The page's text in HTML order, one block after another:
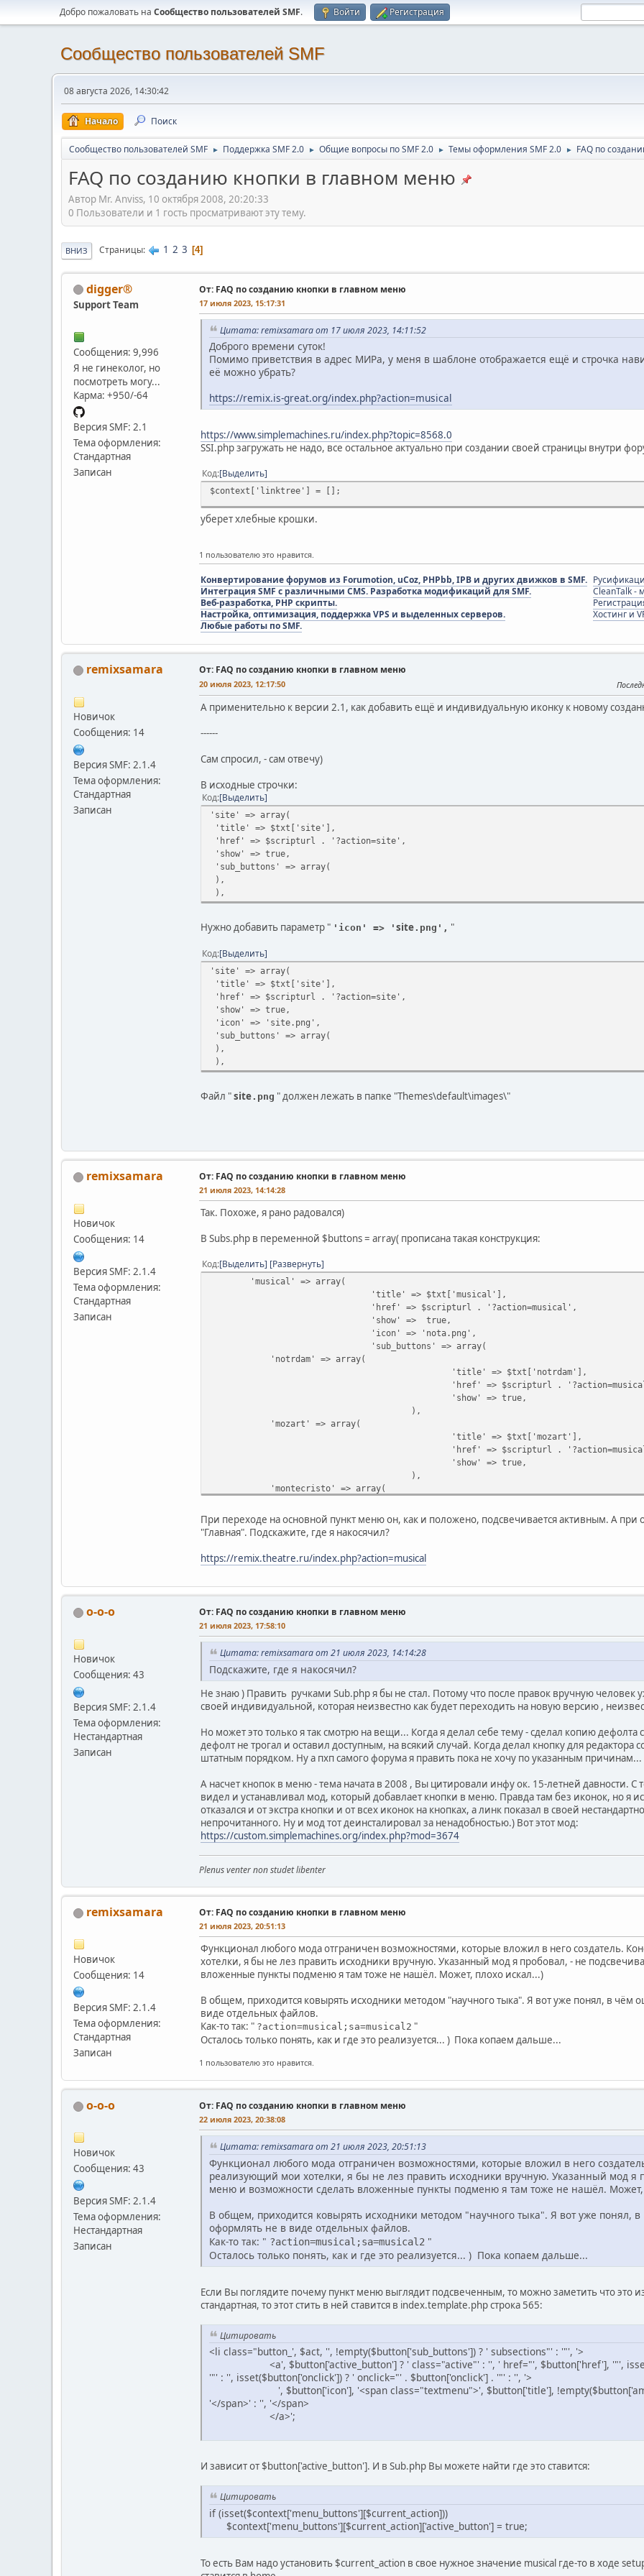
Добро пожаловать на Cообщество пользователей SMF. Войти Регистрация
Cообщество пользователей SMF
08 августа 2026, 14:30:42
Начало Поиск
Cообщество пользователей SMF ► Поддержка SMF 2.0 ► Общие вопросы по SMF 2.0 ► Темы оформления SMF 2.0 ► FAQ по
FAQ по созданию кнопки в главном меню
Автор Mr. Anviss, 10 октября 2008, 20:20:33
0 Пользователи и 1 гость просматривают эту тему.
ВНИЗ Страницы 1 2 3 4
digger®
Support Team
Сообщения: 9,996
Я не гинеколог, но
посмотреть могу...
Карма: +950/-64
Версия SMF: 2.1
Тема оформления:
Стандартная
Записан
От: FAQ по созданию кнопки в главном меню
17 июля 2023, 15:17:31
Цитата: remixsamara от 17 июля 2023, 14:11:52
Доброго времени суток!
Помимо приветствия в адрес МИРа, у меня в шаблоне отображается ещё и строчка
её можно убрать?
https://remix.is-great.org/index.php?action=musical
https://www.simplemachines.ru/index.php?topic=8568.0
SSI.php загружать не надо, все остальное актуально при создании своей страницы внутри
Код Выделить
$context['linktree'] = [];
уберет хлебные крошки.
1 пользователю это нравится.
Конвертирование форумов из Forumotion, uCoz, PHPbb, IPB и других движков в SMF.
Интеграция SMF с различными CMS. Разработка модификаций для SMF.
Веб-разработка, PHP скрипты.
Настройка, оптимизация, поддержка VPS и выделенных серверов.
Любые работы по SMF.
CleanTalk -
Хостинг и
remixsamara
Новичок
Сообщения: 14
Версия SMF: 2.1.4
Тема оформления:
Стандартная
Записан
От: FAQ по созданию кнопки в главном меню
20 июля 2023, 12:17:50
А применительно к версии 2.1, как добавить ещё и индивидуальную иконку к новому
------
Сам спросил, - сам отвечу)
В исходные строчки:
Код Выделить
'site' => array(
'title' => $txt['site'],
'href' => $scripturl . '?action=site',
'show' => true,
'sub_buttons' => array(
),
),
Нужно добавить параметр " 'icon' => ' site.png', "
Код Выделить
'site' => array(
'title' => $txt['site'],
'href' => $scripturl . '?action=site',
'show' => true,
'icon' => 'site.png',
'sub_buttons' => array(
),
),
Файл "site.png " должен лежать в папке "Themes\default\images\"
remixsamara
Новичок
Сообщения: 14
Версия SMF: 2.1.4
Тема оформления:
Стандартная
Записан
От: FAQ по созданию кнопки в главном меню
21 июля 2023, 14:14:28
Так. Похоже, я рано радовался)
В Subs.php в переменной $buttons = array( прописана такая конструкция:
Код Выделить Развернуть
'musical' => array(
'title' => $txt['musical'],
'href' => $scripturl . '?action=musical',
'show' => true,
'icon' => 'nota.png',
'sub_buttons' => array(
'notrdam' => array(
'title' => $txt['notrdam'],
'href' => $scripturl .
'show' => true,
),
'mozart' => array(
'title' => $txt['mozart'],
'href' => $scripturl .
'show' => true,
),
'montecristo' => array(
'href' => $scripturl .
'show' => true,
'snowqueen' => array(
),
При переходе на основной пункт меню он, как и положено, подсвечивается активным. А при
"Главная". Подскажите, где я накосячил?
https://remix.theatre.ru/index.php?action=musical
o-o-o
Новичок
Сообщения: 43
Версия SMF: 2.1.4
Тема оформления:
Нестандартная
Записан
От: FAQ по созданию кнопки в главном меню
21 июля 2023, 17:58:10
Цитата: remixsamara от 21 июля 2023, 14:14:28
Подскажите, где я накосячил?
Не знаю ) Править ручками Sub.php я бы не стал. Потому что после правок вручную человек
своей индивидуальной, которая неизвестно как будет переходить на новую версию ,
Но может это только я так смотрю на вещи... Когда я делал себе тему - сделал копию
дефолт не трогал и оставил доступным, на всякий случай. Когда делал кнопку для
штатным порядком. Ну а пхп самого форума я править пока не хочу по указанным причинам...
А насчет кнопок в меню - тема начата в 2008 , Вы цитировали инфу ок. 15-летней давности. С
видел и устанавливал мод, который добавлает кнопки в меню. Правда там без иконок, но я
отказался и от экстра кнопки и от всех иконок на кнопках, а линк показал в своей
непрочитанного. Ну и мод тот деинсталировал за ненадобностью.) Вот этот мод:
https://custom.simplemachines.org/index.php?mod=3674
Plenus venter non studet libenter
remixsamara
Новичок
Сообщения: 14
Версия SMF: 2.1.4
Тема оформления:
Стандартная
Записан
От: FAQ по созданию кнопки в главном меню
21 июля 2023, 20:51:13
Функционал любого мода отграничен возможностями, которые вложил в него создатель.
хотелки, я бы не лез править исходники вручную. Указанный мод я пробовал, - не
вложенные пункты подменю я там тоже не нашёл. Может, плохо искал...)
В общем, приходится ковырять исходники методом "научного тыка". Я вот уже понял, в
виде отдельных файлов.
Как-то так: " ?action=musical;sa=musical2 "
Осталось только понять, как и где это реализуется... ) Пока копаем дальше...
1 пользователю это нравится.
o-o-o
Новичок
Сообщения: 43
Версия SMF: 2.1.4
Тема оформления:
Нестандартная
Записан
От: FAQ по созданию кнопки в главном меню
22 июля 2023, 20:38:08
Цитата: remixsamara от 21 июля 2023, 20:51:13
Функционал любого мода отграничен возможностями, которые вложил в него
реализующий мои хотелки, я бы не лез править исходники вручную. Указанный мод я
меню и возможности сделать вложенные пункты подменю я там тоже не нашёл. Может,
В общем, приходится ковырять исходники методом "научного тыка". Я вот уже понял,
оформлять не в виде отдельных файлов.
Как-то так: " ?action=musical;sa=musical2 "
Осталось только понять, как и где это реализуется... ) Пока копаем дальше...
Если Вы поглядите почему пункт меню выглядит подсвеченным, то можно заметить что это
стандартная, то этот стить в ней ставится в index.template.php строка 565:
Цитировать
<li class="button_', $act, '', !empty($button['sub_buttons']) ? ' subsections"' : '"', '>
<a', $button['active_button'] ? ' class="active"' : '', ' href="', $button['href'], '"',
'"' : '', isset($button['onclick']) ? ' onclick="' . $button['onclick'] . '"' : '', '>
', $button['icon'], '<span class="textmenu">', $button['title'], !empty($button['amt'])
'</span>' : '', '</span>
</a>';
И зависит от $button['active_button']. И в Sub.php Вы можете найти где это ставится:
Цитировать
if (isset($context['menu_buttons'][$current_action]))
$context['menu_buttons'][$current_action]['active_button'] = true;
То есть Вам надо установить $current_action в свое нужное значение musical где-то в ходе